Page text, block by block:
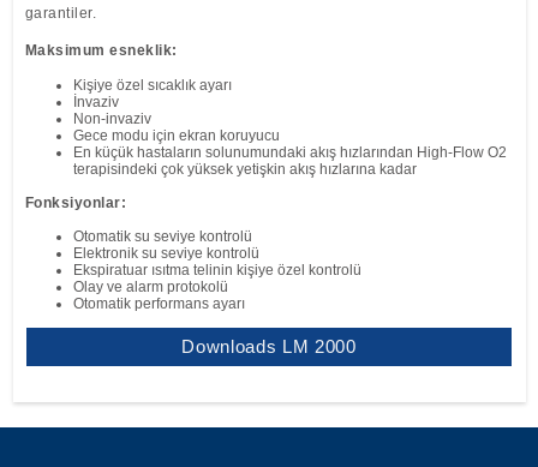
garantiler.
Maksimum esneklik:
Kişiye özel sıcaklık ayarı
İnvaziv
Non-invaziv
Gece modu için ekran koruyucu
En küçük hastaların solunumundaki akış hızlarından High-Flow O2
terapisindeki çok yüksek yetişkin akış hızlarına kadar
Fonksiyonlar:
Otomatik su seviye kontrolü
Elektronik su seviye kontrolü
Ekspiratuar ısıtma telinin kişiye özel kontrolü
Olay ve alarm protokolü
Otomatik performans ayarı
Downloads LM 2000